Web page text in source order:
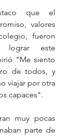
que el
valores
fueron
lograr este
"Me siento
de todos, y
viajar por otra
capaces".
muy pocas
parte de